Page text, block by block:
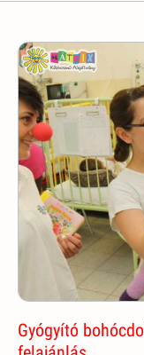
Gyógyító